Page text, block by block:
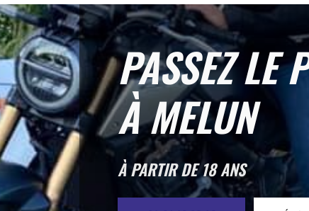
PASSEZ LE
À MELUN
À PARTIR DE 18 ANS